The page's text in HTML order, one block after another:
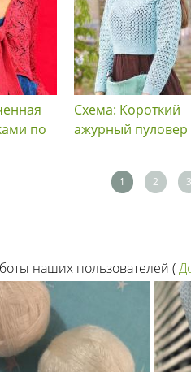
по
Схема: Короткий
ажурный пуловер
1 2 3
наших пользователей (